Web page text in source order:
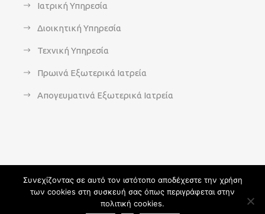
Ιατρική Υπηρεσία
Διοικητική Υπηρεσία
Τεχνική Υπηρεσία
Πρωινά Εξωτερικά Ιατρεία
Απογευματινά Εξωτερικά Ιατρεία
Copyright 2021 - agsavvas-hosp.gr - All Rights Reserved | An
Συνεχίζοντας σε αυτό τον ιστότοπο αποδέχεστε την χρήση
των cookies στη συσκευή σας όπως περιγράφεται στην
πολιτική cookies.